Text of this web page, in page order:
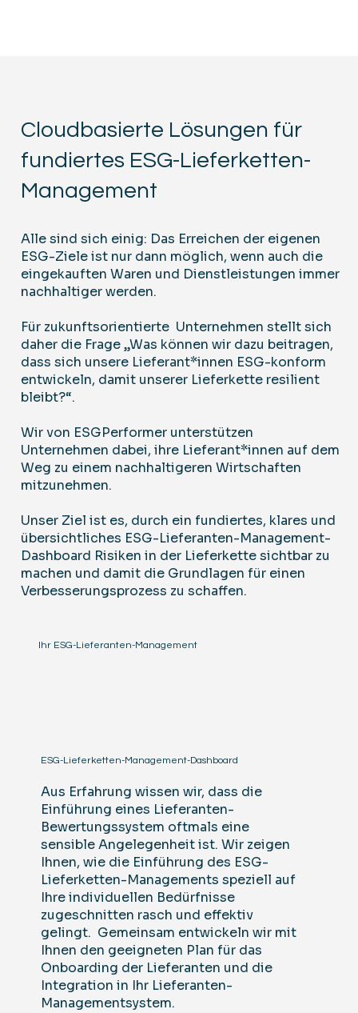
Cloudbasierte Lösungen für
fundiertes ESG-Lieferketten-
Management
Alle sind sich einig: Das Erreichen der eigenen
ESG-Ziele ist nur dann möglich, wenn auch die
eingekauften Waren und Dienstleistungen immer
nachhaltiger werden.
Für zukunftsorientierte Unternehmen stellt sich
daher die Frage „Was können wir dazu beitragen,
dass sich unsere Lieferant*innen ESG-konform
entwickeln, damit unserer Lieferkette resilient
bleibt?“.
Wir von ESGPerformer unterstützen
Unternehmen dabei, ihre Lieferant*innen auf dem
Weg zu einem nachhaltigeren Wirtschaften
mitzunehmen.
Unser Ziel ist es, durch ein fundiertes, klares und
übersichtliches ESG-Lieferanten-Management-
Dashboard Risiken in der Lieferkette sichtbar zu
machen und damit die Grundlagen für einen
Verbesserungsprozess zu schaffen.
Ihr ESG-Lieferanten-Management
Aus Erfahrung wissen wir, dass die
Einführung eines Lieferanten-
Bewertungssystem oftmals eine
sensible Angelegenheit ist. Wir zeigen
Ihnen, wie die Einführung des ESG-
Lieferketten-Managements speziell auf
Ihre individuellen Bedürfnisse
zugeschnitten rasch und effektiv
gelingt. Gemeinsam entwickeln wir mit
Ihnen den geeigneten Plan für das
Onboarding der Lieferanten und die
Integration in Ihr Lieferanten-
Managementsystem.
ESG-Lieferketten-Management-Dashboard